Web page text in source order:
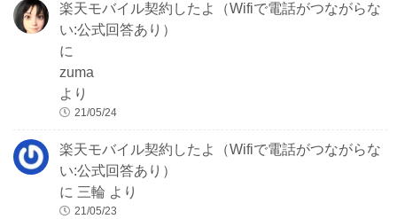
楽天モバイル契約したよ（Wifiで電話がつながらな
い:公式回答あり）
に
zuma
より
21/05/24
楽天モバイル契約したよ（Wifiで電話がつながらな
い:公式回答あり）
に三輪 より
21/05/23